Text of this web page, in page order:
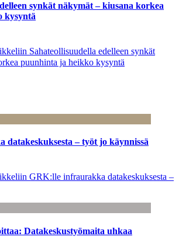
synkät näkymät – kiusana korkea
kysyntä
Sahateollisuudella edelleen synkät
puunhinta ja heikko kysyntä
– työt jo käynnissä
GRK:lle infraurakka datakeskuksesta –
Datakeskustyömaita uhkaa